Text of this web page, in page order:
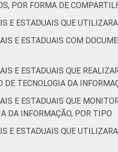
POR FORMA DE
E ESTADUAIS QUE
E ESTADUAIS COM
E ESTADUAIS QUE
TECNOLOGIA DA
E ESTADUAIS QUE
DA INFORMAÇÃO, POR TIPO
E ESTADUAIS QUE